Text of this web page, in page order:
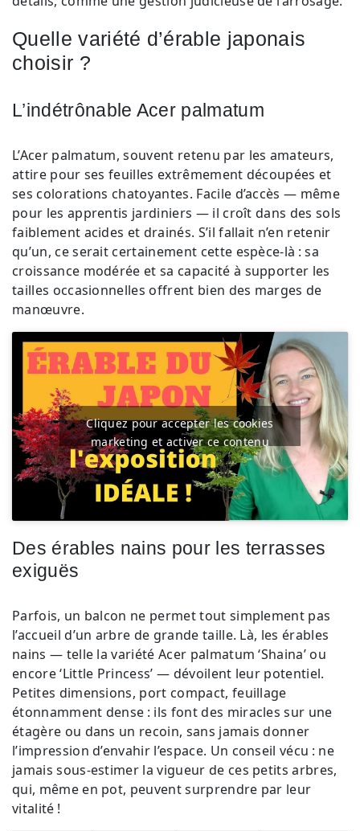
Quelle variété d’érable japonais
choisir ?
L’indétrônable Acer palmatum
L’Acer palmatum, souvent retenu par les amateurs,
attire pour ses feuilles extrêmement découpées et
ses colorations chatoyantes. Facile d’accès — même
pour les apprentis jardiniers — il croît dans des sols
faiblement acides et drainés. S’il fallait n’en retenir
qu’un, ce serait certainement cette espèce-là : sa
croissance modérée et sa capacité à supporter les
tailles occasionnelles offrent bien des marges de
manœuvre.
Cliquez pour accepter les cookies
marketing et activer ce contenu
Des érables nains pour les terrasses
exiguës
Parfois, un balcon ne permet tout simplement pas
l’accueil d’un arbre de grande taille. Là, les érables
nains — telle la variété Acer palmatum ‘Shaina’ ou
encore ‘Little Princess’ — dévoilent leur potentiel.
Petites dimensions, port compact, feuillage
étonnamment dense : ils font des miracles sur une
étagère ou dans un recoin, sans jamais donner
l’impression d’envahir l’espace. Un conseil vécu : ne
jamais sous-estimer la vigueur de ces petits arbres,
qui, même en pot, peuvent surprendre par leur
vitalité !